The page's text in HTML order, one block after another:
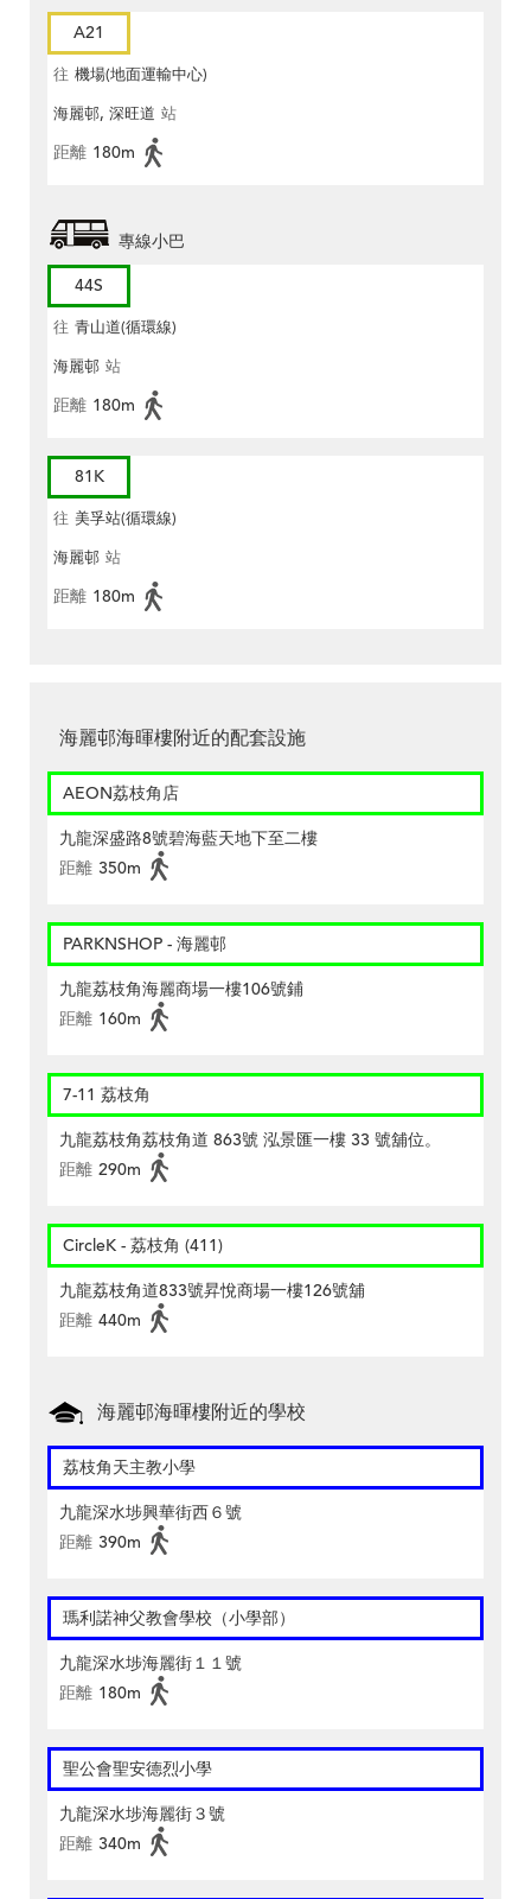
A21
往 機場(地面運輸中心)
海麗邨, 深旺道 站
距離 180m
專線小巴
44S
往 青山道(循環線)
海麗邨 站
距離 180m
81K
往 美孚站(循環線)
海麗邨 站
距離 180m
海麗邨海暉樓附近的配套設施
AEON荔枝角店
九龍深盛路8號碧海藍天地下至二樓
距離 350m
PARKNSHOP - 海麗邨
九龍荔枝角海麗商場一樓106號鋪
距離 160m
7-11 荔枝角
九龍荔枝角荔枝角道 863號 泓景匯一樓 33 號舖位。
距離 290m
CircleK - 荔枝角 (411)
九龍荔枝角道833號昇悅商場一樓126號舖
距離 440m
海麗邨海暉樓附近的學校
荔枝角天主教小學
九龍深水埗興華街西６號
距離 390m
瑪利諾神父教會學校（小學部）
九龍深水埗海麗街１１號
距離 180m
聖公會聖安德烈小學
九龍深水埗海麗街３號
距離 340m